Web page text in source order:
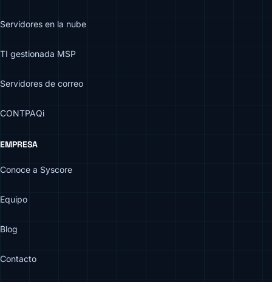
Servidores en la nube
TI gestionada MSP
Servidores de correo
CONTPAQi
EMPRESA
Conoce a Syscore
Equipo
Blog
Contacto